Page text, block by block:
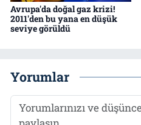
Avrupa'da doğal gaz krizi!
2011'den bu yana en düşük
seviye görüldü
Yorumlar